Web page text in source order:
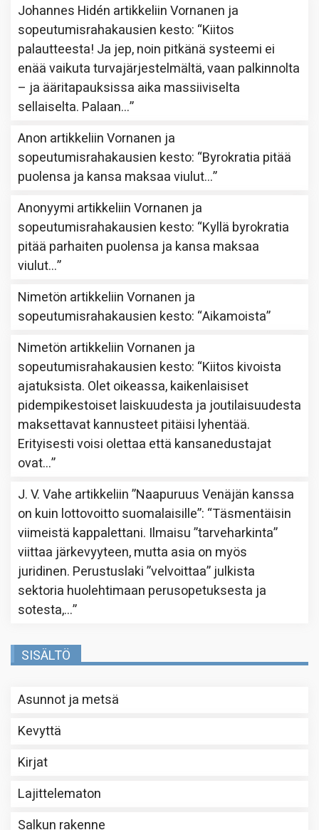
Johannes Hidén artikkeliinVornanen ja
sopeutumisrahakausien kesto: “Kiitos
palautteesta! Ja jep, noin pitkänä systeemi ei
enää vaikuta turvajärjestelmältä, vaan palkinnolta
– ja ääritapauksissa aika massiiviselta
sellaiselta. Palaan…”
Anon artikkeliinVornanen ja
sopeutumisrahakausien kesto: “Byrokratia pitää
puolensa ja kansa maksaa viulut…”
Anonyymi artikkeliinVornanen ja
sopeutumisrahakausien kesto: “Kyllä byrokratia
pitää parhaiten puolensa ja kansa maksaa
viulut…”
Nimetön artikkeliinVornanen ja
sopeutumisrahakausien kesto: “Aikamoista”
Nimetön artikkeliinVornanen ja
sopeutumisrahakausien kesto: “Kiitos kivoista
ajatuksista. Olet oikeassa, kaikenlaisiset
pidempikestoiset laiskuudesta ja joutilaisuudesta
maksettavat kannusteet pitäisi lyhentää.
Erityisesti voisi olettaa että kansanedustajat
ovat…”
J. V. Vahe artikkeliin”Naapuruus Venäjän kanssa
on kuin lottovoitto suomalaisille”: “Täsmentäisin
viimeistä kappalettani. Ilmaisu ”tarveharkinta”
viittaa järkevyyteen, mutta asia on myös
juridinen. Perustuslaki ”velvoittaa” julkista
sektoria huolehtimaan perusopetuksesta ja
sotesta,…”
SISÄLTÖ
Asunnot ja metsä
Kevyttä
Kirjat
Lajittelematon
Salkun rakenne